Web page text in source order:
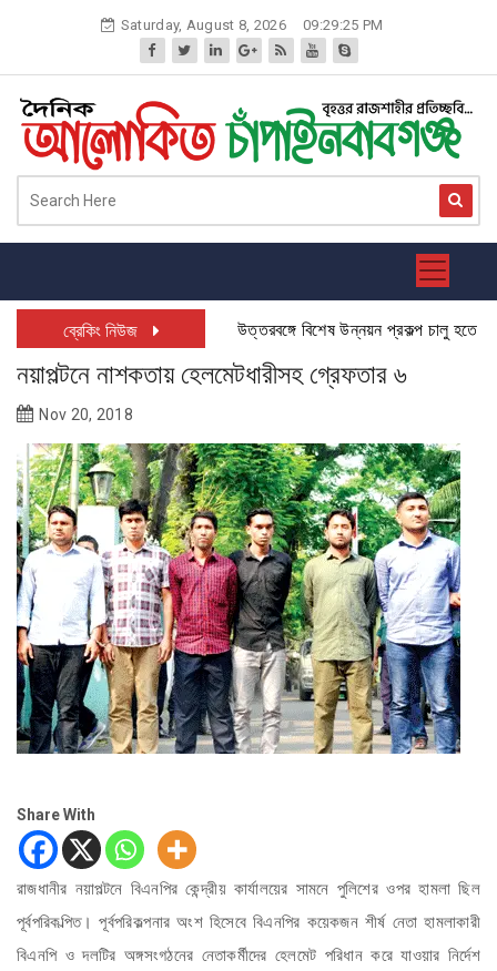
Saturday, August 8, 2026 09:29:26 PM
ব্রেকিং নিউজ উত্তরবঙ্গে বিশেষ উন্নয়ন প্রকল্প চালু হতে
নয়াপল্টনে নাশকতায় হেলমেটধারীসহ গ্রেফতার ৬
Nov 20, 2018
Share With
রাজধানীর নয়াপল্টনে বিএনপির কেন্দ্রীয় কার্যালয়ের সামনে পুলিশের ওপর হামলা ছিল
পূর্বপরিকল্পিত। পূর্বপরিকল্পনার অংশ হিসেবে বিএনপির কয়েকজন শীর্ষ নেতা হামলাকারী
বিএনপি ও দলটির অঙ্গসংগঠনের নেতাকর্মীদের হেলমেট পরিধান করে যাওয়ার নির্দেশ